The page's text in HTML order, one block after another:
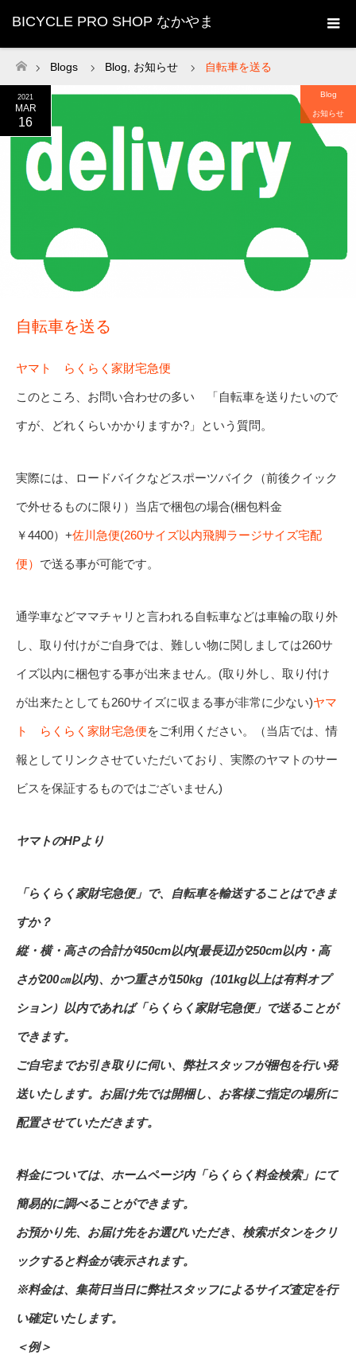
BICYCLE PRO SHOP なかやま
ホーム
Blogs Blog お知らせ 自転車を送る
2021
MAR
16
Blog
お知らせ
自転車を送る
ヤマト らくらく家財宅急便
このところ、お問い合わせの多い 「自転車を送りたいので
すが、どれくらいかかりますか?」という質問。
実際には、ロードバイクなどスポーツバイク（前後クイック
で外せるものに限り）当店で梱包の場合(梱包料金
￥4400）+佐川急便(260サイズ以内飛脚ラージサイズ宅配
便） で送る事が可能です。
通学車などママチャリと言われる自転車などは車輪の取り外
し、取り付けがご自身では、難しい物に関しましては260サ
イズ以内に梱包する事が出来ません。(取り外し、取り付け
が出来たとしても260サイズに収まる事が非常に少ない)ヤマ
ト らくらく家財宅急便をご利用ください。（当店では、情
報としてリンクさせていただいており、実際のヤマトのサー
ビスを保証するものではございません)
ヤマトのHPより
「らくらく家財宅急便」で、自転車を輸送することはできま
すか？
縦・横・高さの合計が450cm以内(最長辺が250cm以内・高
さが200㎝以内)、かつ重さが150kg（101kg以上は有料オプ
ション）以内であれば「らくらく家財宅急便」で送ることが
できます。
ご自宅までお引き取りに伺い、弊社スタッフが梱包を行い発
送いたします。お届け先では開梱し、お客様ご指定の場所に
配置させていただきます。
料金については、ホームページ内「らくらく料金検索」にて
簡易的に調べることができます。
お預かり先、お届け先をお選びいただき、検索ボタンをクリ
ックすると料金が表示されます。
※料金は、集荷日当日に弊社スタッフによるサイズ査定を行
い確定いたします。
＜例＞